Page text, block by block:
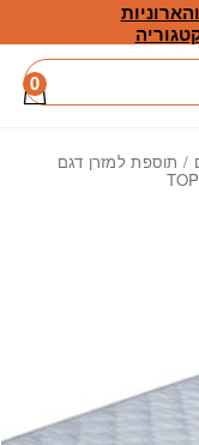
0
/ תוספת למזרן דגם